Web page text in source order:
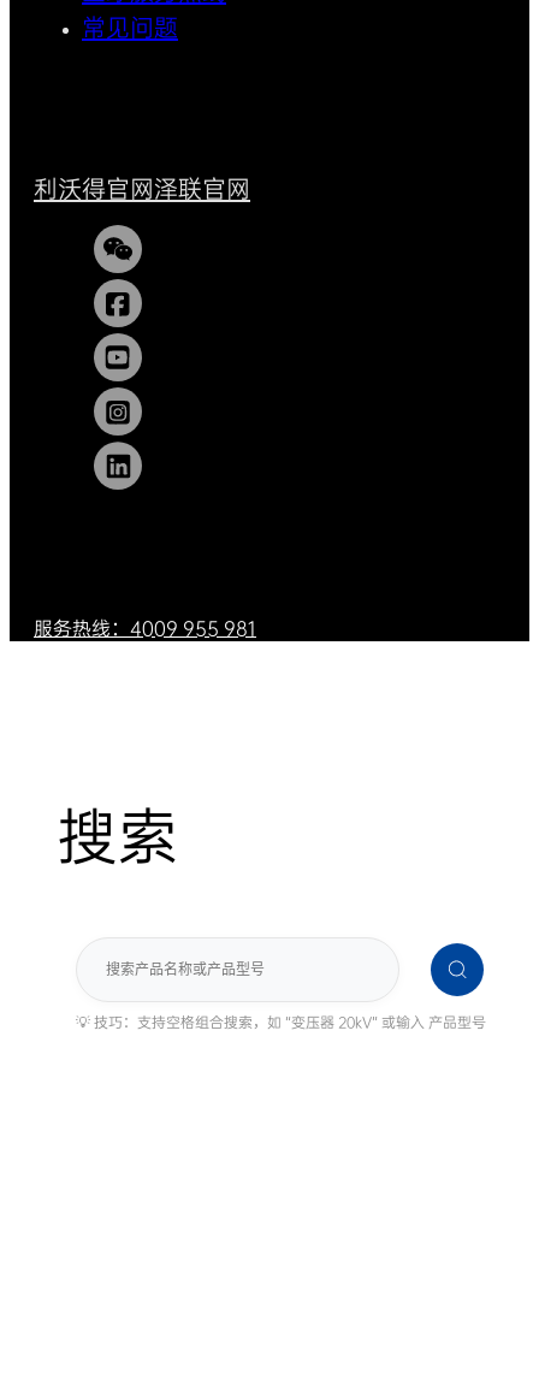
常见问题
利沃得官网泽联官网
服务热线：4009 955 981
搜索